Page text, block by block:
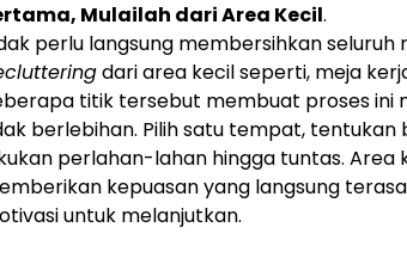
Mulailah dari Area Kecil.
perlu langsung membersihkan seluruh
dari area kecil seperti, meja
titik tersebut membuat proses ini
berlebihan. Pilih satu tempat, tentukan
perlahan-lahan hingga tuntas. Area
kepuasan yang langsung
untuk melanjutkan.